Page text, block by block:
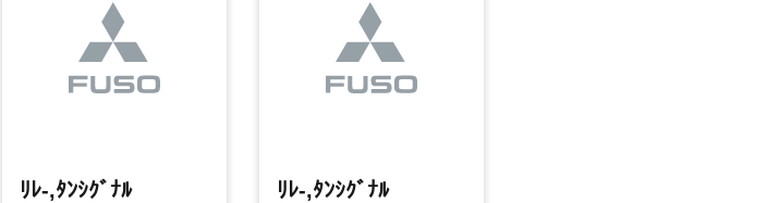
ﾘﾚ-,ﾀﾝｼｸﾞﾅﾙ ﾘﾚ-,ﾀﾝｼｸﾞﾅﾙ